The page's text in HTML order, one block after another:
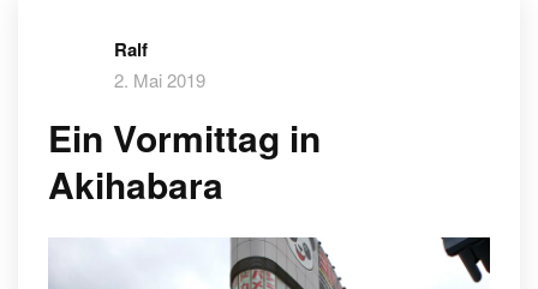
Ralf
2. Mai 2019
Ein Vormittag in
Akihabara